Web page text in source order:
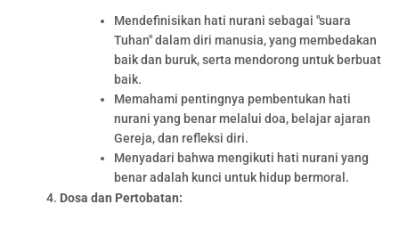
Mendefinisikan hati nurani sebagai "suara
Tuhan" dalam diri manusia, yang membedakan
baik dan buruk, serta mendorong untuk berbuat
baik.
Memahami pentingnya pembentukan hati
nurani yang benar melalui doa, belajar ajaran
Gereja, dan refleksi diri.
Menyadari bahwa mengikuti hati nurani yang
benar adalah kunci untuk hidup bermoral.
Dosa dan Pertobatan: